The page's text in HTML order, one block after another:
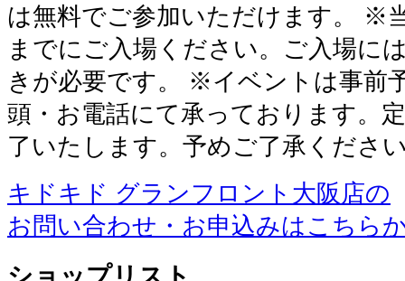
は無料でご参加いただけます。 ※
までにご入場ください。ご入場に
きが必要です。 ※イベントは事前
頭・お電話にて承っております。
了いたします。予めご了承くださ
キドキド グランフロント大阪店の
お問い合わせ・お申込みはこちら